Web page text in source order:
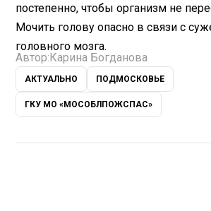
постепенно, чтобы организм не
Мочить голову опасно в связи с
головного мозга.
Автор: Карина Богданова
АКТУАЛЬНО ПОДМОСКОВЬЕ
ГКУ МО «МОСОБЛПОЖСПАС»